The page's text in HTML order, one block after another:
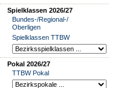
Spielklassen 2026/27
Bundes-/Regional-/
Oberligen
Spielklassen TTBW
Pokal 2026/27
TTBW Pokal